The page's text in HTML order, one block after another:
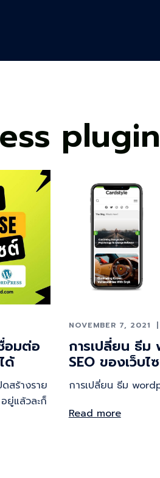
plugin
อมต่อ
ด้
ดสร้างราย
ยู่แล้วละก็
NOVEMBER 7, 2021
การเปลี่ยน ธี
SEO ของเว็บ
การเปลี่ยน ธีม
Read more